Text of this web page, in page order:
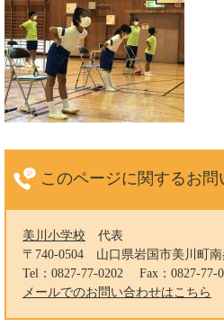
このページに関するお問
美川小学校
代表
〒740-0504
山口県岩国市美川町
Tel：0827-77-0202
Fax：0827-77-
メールでのお問い合わせはこちら